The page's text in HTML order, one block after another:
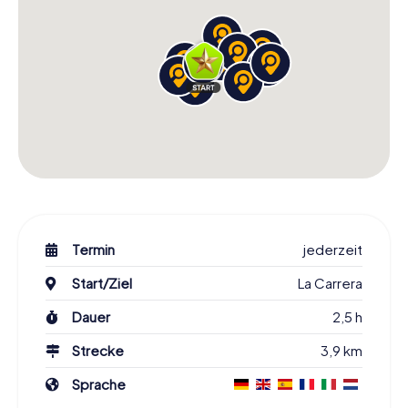
Termin
jederzeit
Start/Ziel
La Carrera
Dauer
2,5 h
Strecke
3,9 km
Sprache